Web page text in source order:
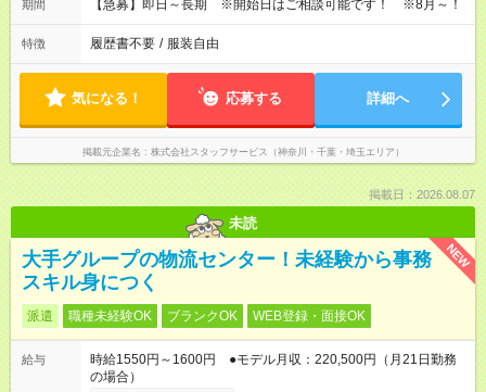
期間 【急募】即日～長期 ※開始日はご相談可能です！ ※8月～！
特徴 履歴書不要 / 服装自由
気になる！ 応募する 詳細へ
掲載元企業名 株式会社スタッフサービス（神奈川・千葉・埼玉エリア）
掲載日：2026.08.07
未読
NEW
大手グループの物流センター！未経験から事務
スキル身につく
派遣 職種未経験OK ブランクOK WEB登録・面接OK
給与
時給1550円～1600円 ●モデル月収：220,500円（月21日勤務
の場合）